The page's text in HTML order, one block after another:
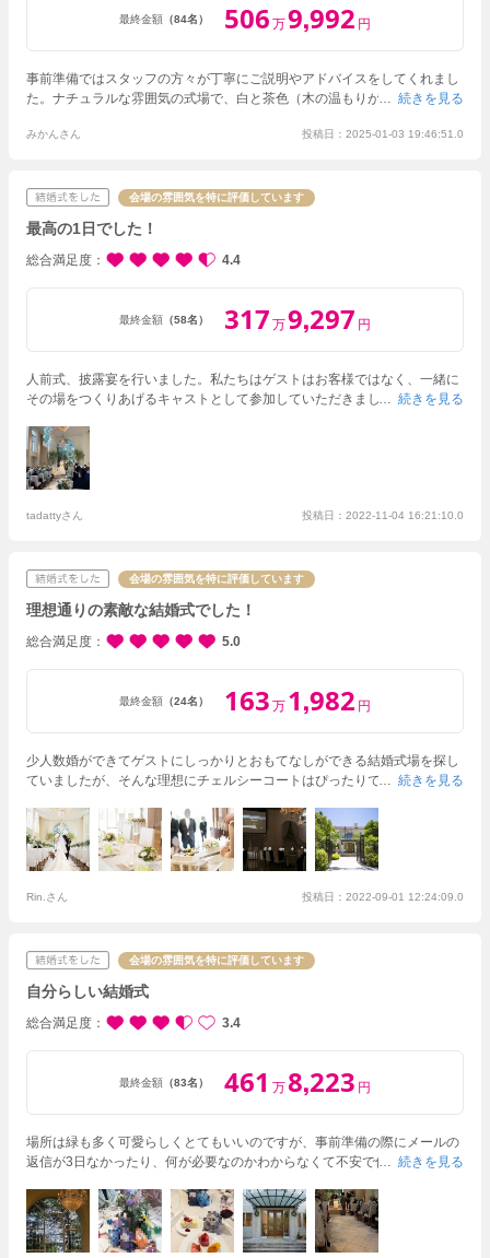
最終金額 （84名） 506 万9,992 円
事前準備ではスタッフの方々が丁寧にご説明やアドバイスをしてくれまし
た。ナチュラルな雰囲気の式場で、白と茶色（木の温もりが感じられる茶
挙式をしましたが、この時期でもそれなりに緑が感じられました。結婚式
ランクのコースにしました。老若男女問わず、皆さまから美味しかったと
お言葉をいただきました。
続きを見る
みかんさん 投稿日：2025-01-03 19:46:51.0
会場の雰囲気を特に評価しています
最高の1日でした！
総合満足度 4.4
最終金額 （58名） 317 万9,297 円
人前式、披露宴を行いました。 私たちはゲストはお客様ではなく、一緒に
その場をつくりあげるキャストとして参加していただきました。あらかじ
人前式での誓いの言葉は、その場で指名したゲストにその問いを読んでも
らい、それに私たちがこたえるというかたちにしました。堅苦しい雰囲気
ではなく、挙式から笑いがあふれるものにできました。
時間が増え充実した時間を過ごすことができました。 また、こちらの会場
続きを見る
tadattyさん 投稿日：2022-11-04 16:21:10.0
会場の雰囲気を特に評価しています
理想通りの素敵な結婚式でした！
総合満足度 5.0
最終金額 （24名） 163 万 1,982 円
少人数婚ができてゲストにしっかりとおもてなしができる結婚式場を探し
ていましたが、そんな理想にチェルシーコートはぴったりでした！あまり
にも応じてくださり、無理に演出を押し付けることは一切なく、ストレス
を感じることなく準備から結婚式当日まで過ごすことが出来ました。
た、予算も限られていましたので、持ち込みができる物やできない物も丁
ができたと思います。
続きを見る
Rin.さん 投稿日：2022-09-01 12:24:09.0
会場の雰囲気を特に評価しています
自分らしい結婚式
総合満足度 3.4
最終金額 （83名） 461 万8,223 円
場所は緑も多く可愛らしくとてもいいのですが、事前準備の際にメールの
返信が3日なかったり、何が必要なのかわからなくて不安で何度も泣きま
もたくさんあり、それも事前に教えてくれるとありがたかったと思いま
す。はじまってからも、スタッフさんが両親の手紙の際に両親の目の前の
ドアから参列者を入れようとしたり、事前の打ち合わせに用意をお願いし
続きを見る